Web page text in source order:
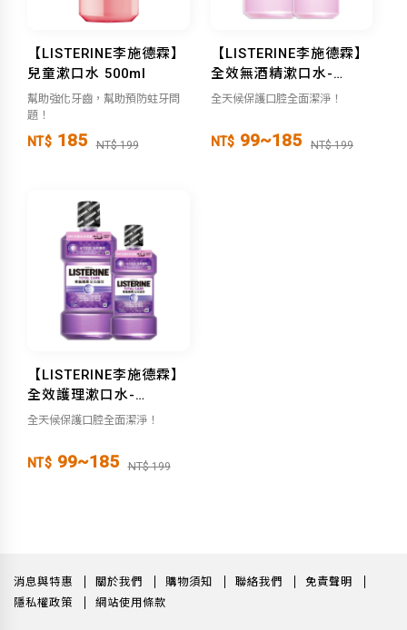
【LISTERINE李施德霖】
兒童漱口水 500ml
幫助強化牙齒，幫助預防蛀牙問
題！
NT$ 185 NT$ 199
【LISTERINE李施德霖】
全效無酒精漱口水-
（250ml/500ml）
全天候保護口腔全面潔淨！
NT$ 99~185 NT$ 199
【LISTERINE李施德霖】
全效護理漱口水-
（250ml/500ml）
全天候保護口腔全面潔淨！
NT$ 99~185 NT$ 199
消息與特惠 關於我們 購物須知 聯絡我們
免責聲明
隱私權政策
網站使用條款